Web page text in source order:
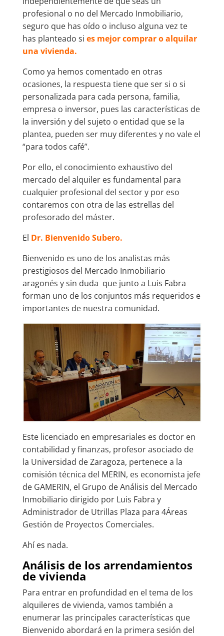
profesional o no del Mercado Inmobiliario,
seguro que has oído o incluso alguna vez te
has planteado si es mejor comprar o alquilar
una vivienda.
Como ya hemos comentado en otras
ocasiones, la respuesta tiene que ser si o si
personalizada para cada persona, familia,
empresa o inversor, pues las características de
la inversión y del sujeto o entidad que se la
plantea, pueden ser muy diferentes y no vale el
“para todos café”.
Por ello, el conocimiento exhaustivo del
mercado del alquiler es fundamental para
cualquier profesional del sector y por eso
contaremos con otra de las estrellas del
profesorado del máster.
El Dr. Bienvenido Subero.
Bienvenido es uno de los analistas más
prestigiosos del Mercado Inmobiliario
aragonés y sin duda que junto a Luis Fabra
forman uno de los conjuntos más requeridos e
importantes de nuestra comunidad.
Este licenciado en empresariales es doctor en
contabilidad y finanzas, profesor asociado de
la Universidad de Zaragoza, pertenece a la
comisión técnica del MERIN, es economista jefe
de GAMERIN, el Grupo de Análisis del Mercado
Inmobiliario dirigido por Luis Fabra y
Administrador de Utrillas Plaza para 4Áreas
Gestión de Proyectos Comerciales.
Ahí es nada.
Análisis de los arrendamientos
de vivienda
Para entrar en profundidad en el tema de los
alquileres de vivienda, vamos también a
enumerar las principales características que
Bienvenido abordará en la primera sesión del